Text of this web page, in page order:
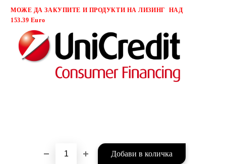
МОЖЕ ДА ЗАКУПИТЕ И ПРОДУКТИ НА ЛИЗИНГ НАД
153.39 Euro